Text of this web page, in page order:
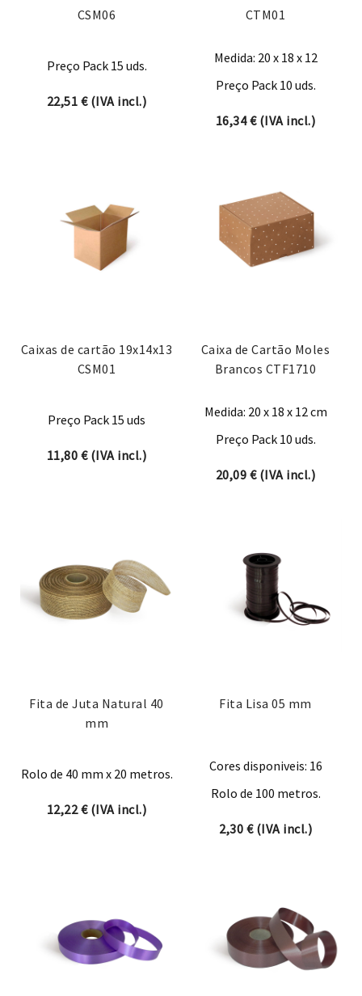
CSM06
Preço Pack 15 uds.
22,51 €(IVA incl.)
CTM01
Medida: 20 x 18 x 12
Preço Pack 10 uds.
16,34€(IVA incl.)
Caixas de cartão 19x14x13
CSM01
Preço Pack 15 uds
11,80 €(IVA incl.)
Caixa de Cartão Moles
Brancos CTF1710
Medida: 20 x 18 x 12 cm
Preço Pack 10 uds.
20,09 €(IVA incl.)
Fita de Juta Natural 40
mm
Rolo de 40 mm x 20 metros.
12,22€(IVA incl.)
Fita Lisa 05 mm
Cores disponiveis: 16
Rolo de 100 metros.
2,30 €(IVA incl.)